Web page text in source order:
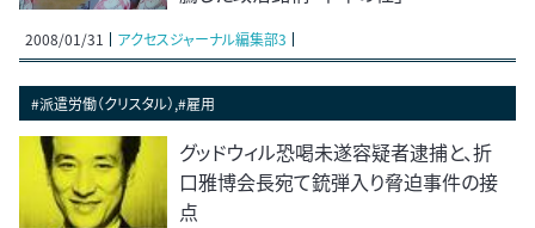
2008/01/31 アクセスジャーナル編集部3
#派遣労働（クリスタル）,#雇用
グッドウィル恐喝未遂容疑者逮捕と、折
口雅博会長宛て銃弾入り脅迫事件の接
点